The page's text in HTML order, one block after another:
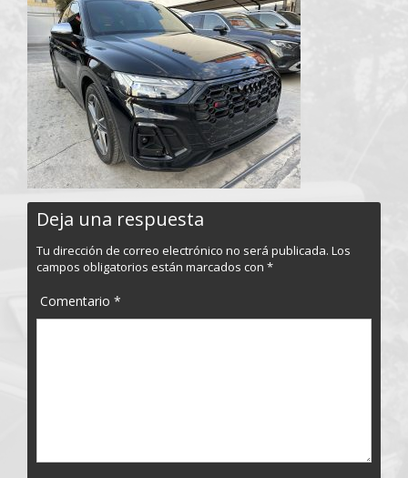
Deja una respuesta
Tu dirección de correo electrónico no será publicada. Los
campos obligatorios están marcados con *
Comentario *